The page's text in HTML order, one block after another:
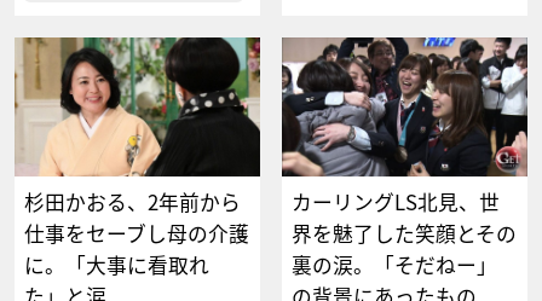
杉田かおる、2年前から
仕事をセーブし母の介護
に。「大事に看取れ
カーリングLS北見、世
界を魅了した笑顔とその
裏の涙。「そだねー」